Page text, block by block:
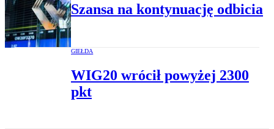
Szansa na kontynuację odbicia
GIEŁDA
WIG20 wrócił powyżej 2300
pkt